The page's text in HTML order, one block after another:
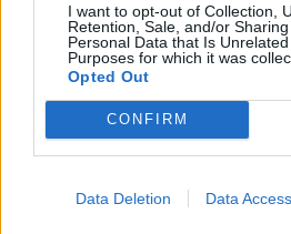
I want to opt-out of Collection,
Retention, Sale, and/or
Personal Data that Is
Purposes for which it was
Opted Out
CONFIRM
Data Deletion Data Access
ΔΙΑΦΗΜΙΣΗ